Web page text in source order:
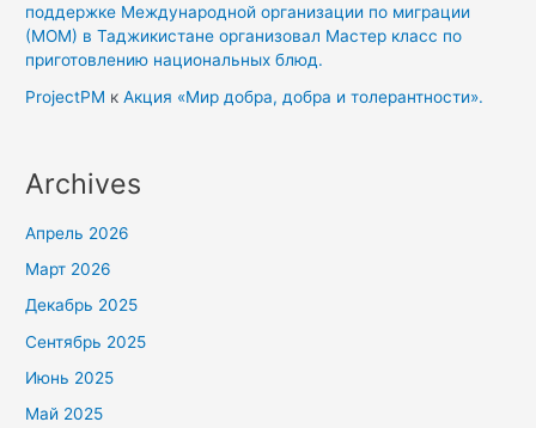
поддержке Международной организации по миграции
(МОМ) в Таджикистане организовал Мастер класс по
приготовлению национальных блюд.
ProjectPM кАкция «Мир добра, добра и толерантности».
Archives
Апрель 2026
Март 2026
Декабрь 2025
Сентябрь 2025
Июнь 2025
Май 2025